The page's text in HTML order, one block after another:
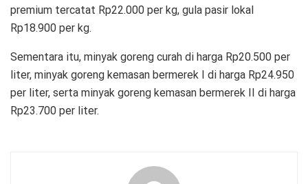
premium tercatat Rp22.000 per kg, gula pasir lokal
Rp18.900 per kg.
Sementara itu, minyak goreng curah di harga Rp20.500 per
liter, minyak goreng kemasan bermerek I di harga Rp24.950
per liter, serta minyak goreng kemasan bermerek II di harga
Rp23.700 per liter.